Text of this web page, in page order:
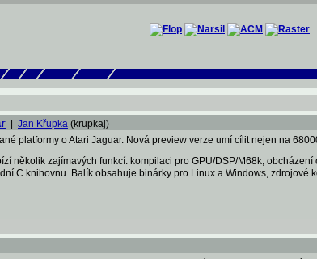
Jan Křupka (krupkaj)
platformy o Atari Jaguar. Nová preview verze umí cílit nejen na
několik zajímavých funkcí: kompilaci pro GPU/DSP/M68k,
C knihovnu. Balík obsahuje binárky pro Linux a Windows, zdrojové